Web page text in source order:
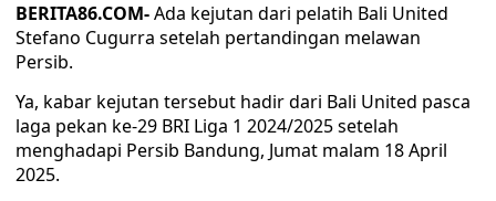
BERITA86.COM-Ada kejutan dari pelatih Bali United
Stefano Cugurra setelah pertandingan melawan
Persib.
Ya, kabar kejutan tersebut hadir dari Bali United pasca
laga pekan ke-29 BRI Liga 1 2024/2025 setelah
menghadapi Persib Bandung, Jumat malam 18 April
2025.